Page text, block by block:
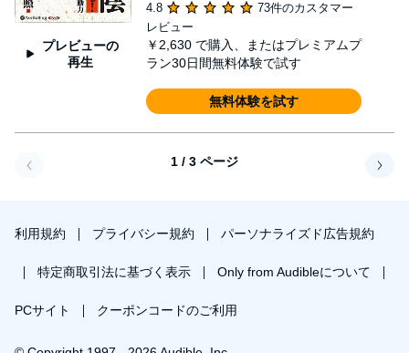
プレビューの
再生
4.8
73件のカスタマー
レビュー
￥2,630 で購入、またはプレミアムプ
ラン30日間無料体験で試す
無料体験を試す
1 / 3 ページ
利用規約 プライバシー規約 パーソナライズド広告規約
特定商取引法に基づく表示 Only from Audibleについて
PCサイト クーポンコードのご利用